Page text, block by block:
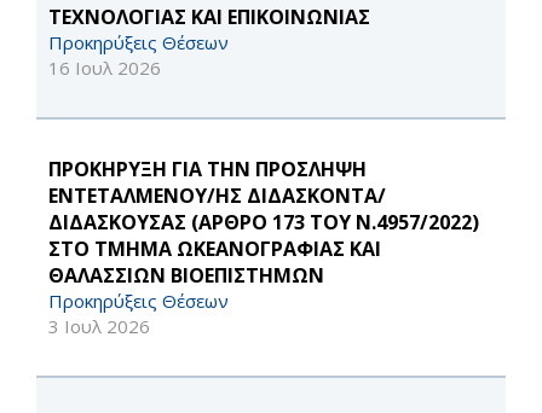
ΤΕΧΝΟΛΟΓΙΑΣ ΚΑΙ ΕΠΙΚΟΙΝΩΝΙΑΣ
Προκηρύξεις Θέσεων
16 Ιουλ 2026
ΠΡΟΚΗΡΥΞΗ ΓΙΑ ΤΗΝ ΠΡΟΣΛΗΨΗ
ΕΝΤΕΤΑΛΜΕΝΟΥ/ΗΣ ΔΙΔΑΣΚΟΝΤΑ/
ΔΙΔΑΣΚΟΥΣΑΣ (ΑΡΘΡΟ 173 ΤΟΥ Ν.4957/2022)
ΣΤΟ ΤΜΗΜΑ ΩΚΕΑΝΟΓΡΑΦΙΑΣ ΚΑΙ
ΘΑΛΑΣΣΙΩΝ ΒΙΟΕΠΙΣΤΗΜΩΝ
Προκηρύξεις Θέσεων
3 Ιουλ 2026